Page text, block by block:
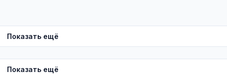
Показать ещё
Показать ещё